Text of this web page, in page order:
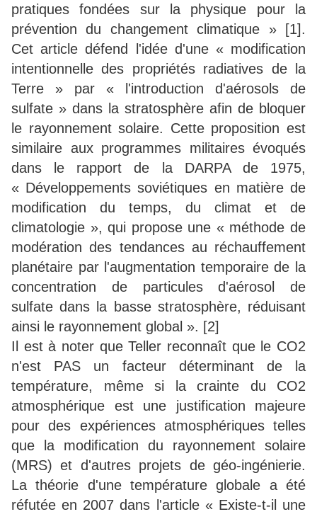
pratiques fondées sur la physique pour la
prévention du changement climatique » [1].
Cet article défend l'idée d'une « modification
intentionnelle des propriétés radiatives de la
Terre » par « l'introduction d'aérosols de
sulfate » dans la stratosphère afin de bloquer
le rayonnement solaire. Cette proposition est
similaire aux programmes militaires évoqués
dans le rapport de la DARPA de 1975,
« Développements soviétiques en matière de
modification du temps, du climat et de
climatologie », qui propose une « méthode de
modération des tendances au réchauffement
planétaire par l'augmentation temporaire de la
concentration de particules d'aérosol de
sulfate dans la basse stratosphère, réduisant
ainsi le rayonnement global ». [2]
Il est à noter que Teller reconnaît que le CO2
n'est PAS un facteur déterminant de la
température, même si la crainte du CO2
atmosphérique est une justification majeure
pour des expériences atmosphériques telles
que la modification du rayonnement solaire
(MRS) et d'autres projets de géo-ingénierie.
La théorie d'une température globale a été
réfutée en 2007 dans l'article « Existe-t-il une